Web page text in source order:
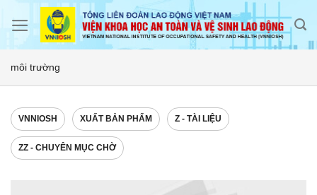
môi trường
VNNIOSH XUẤT BẢN PHẨM Z - TÀI LIỆU
ZZ - CHUYÊN MỤC CHỜ